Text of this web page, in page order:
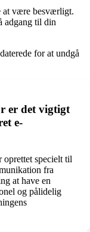
at være besværligt.
adgang til din
for at undgå
er det vigtigt
e-
oprettet specielt til
fra
at have en
og pålidelig